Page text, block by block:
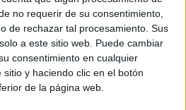
no requerir de su consentimiento,
de rechazar tal procesamiento. Sus
a este sitio web. Puede cambiar
consentimiento en cualquier
y haciendo clic en el botón
de la página web.
origen de estepremioque lleva
de mi asociación”.
unas palabras a su madre,
generación de mujeres